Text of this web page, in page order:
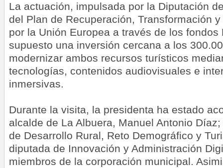
La actuación, impulsada por la Diputación
del Plan de Recuperación, Transformación
por la Unión Europea a través de los fondos
supuesto una inversión cercana a los
modernizar ambos recursos turísticos
tecnologías, contenidos audiovisuales e
inmersivas.
Durante la visita, la presidenta ha estado
alcalde de La Albuera, Manuel Antonio
de Desarrollo Rural, Reto Demográfico y
diputada de Innovación y Administración
miembros de la corporación municipal.